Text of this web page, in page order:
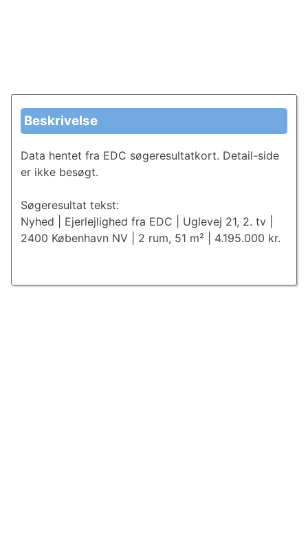
Beskrivelse
Data hentet fra EDC søgeresultatkort. Detail-side
er ikke besøgt.
Søgeresultat tekst:
Nyhed | Ejerlejlighed fra EDC | Uglevej 21, 2. tv |
2400 København NV | 2 rum, 51 m² | 4.195.000 kr.